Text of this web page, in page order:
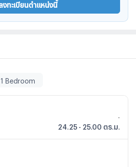
งทะเบียนตำแหน่งนี้
1 Bedroom
24.25 - 25.00 ตร.ม.